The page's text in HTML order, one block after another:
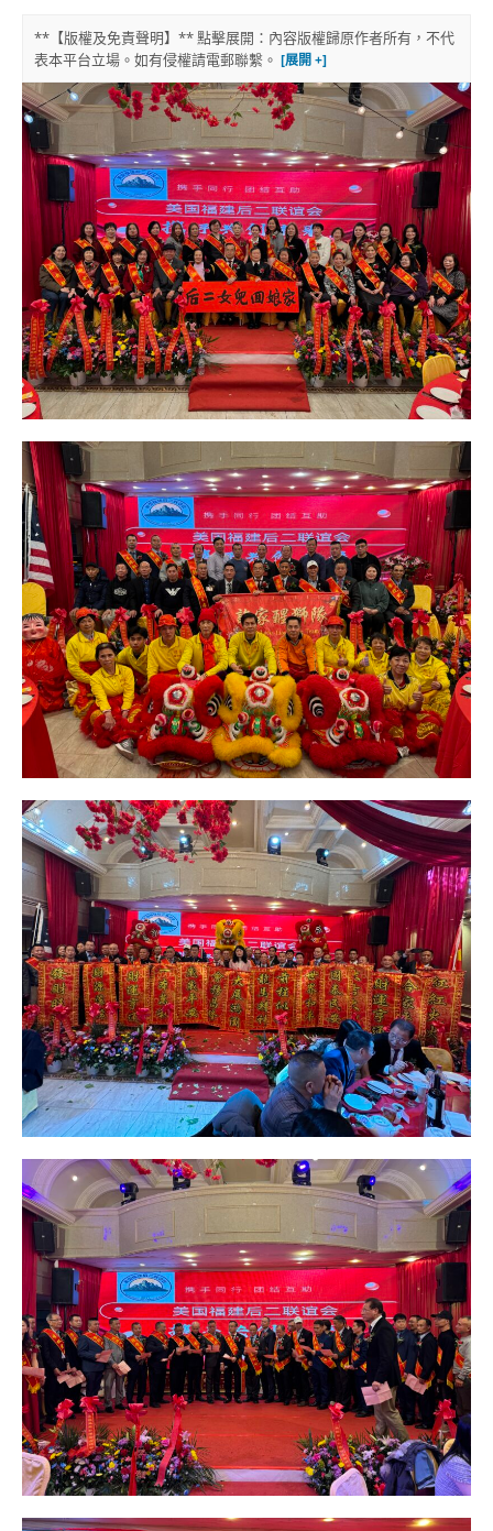
**【版權及免責聲明】** 點擊展開：內容版權歸原作者所有，不代
表本平台立場。如有侵權請電郵聯繫。